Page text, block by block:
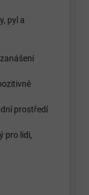
pyl a
prostředí
pro lidi,